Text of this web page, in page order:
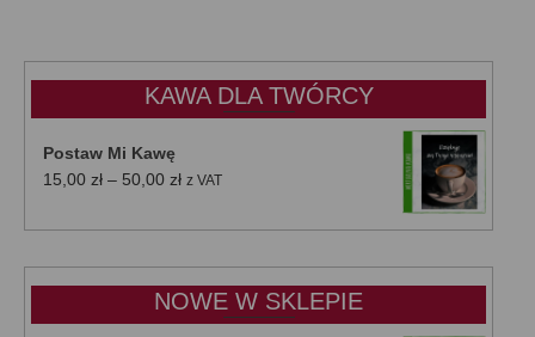
KAWA DLA TWÓRCY
Postaw Mi Kawę
15,00 zł – 50,00 złZakres
od
do
50,00 zł
z VAT
NOWE W SKLEPIE